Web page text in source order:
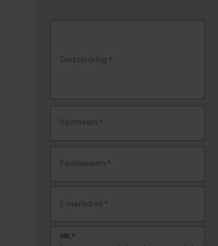
Omschrijving *
Voornaam *
Familienaam *
E-mailadres *
URL *